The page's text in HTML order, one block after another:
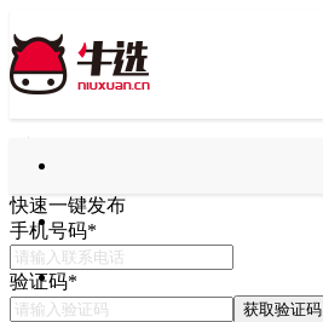
快速一键发布
手机号码*
验证码*
获取验证码